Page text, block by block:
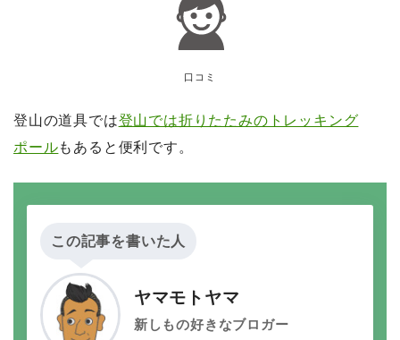
口コミ
登山の道具では登山では折りたたみのトレッキング
ポールもあると便利です。
この記事を書いた人
ヤマモトヤマ
新しもの好きなブロガー